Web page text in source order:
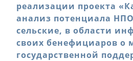
реализации проекта
анализ потенциала
сельские, в области
своих бенефициаров о
государственной